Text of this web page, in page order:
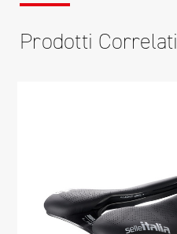
Prodotti Correlati